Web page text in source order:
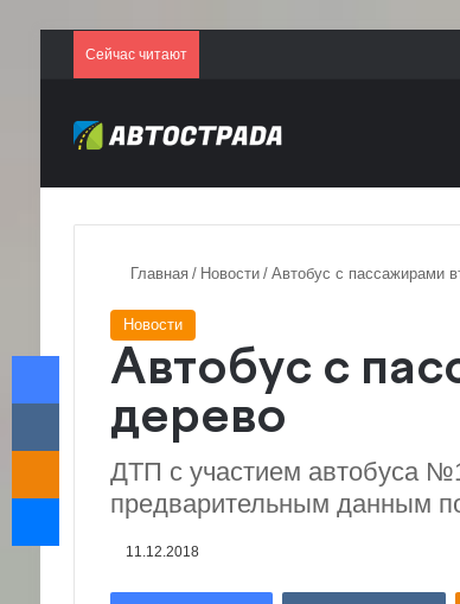
Сейчас читают
Главная / Новости / Автобус с пассажирами
Новости
Автобус с
дерево
ДТП с участием автобуса
предварительным данным
11.12.2018
Facebook
VKontakte
Messenger